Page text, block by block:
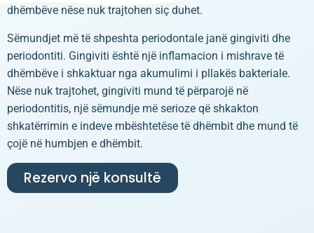
dhëmbëve nëse nuk trajtohen siç duhet.
Sëmundjet më të shpeshta periodontale janë gingiviti dhe
periodontiti. Gingiviti është një inflamacion i mishrave të
dhëmbëve i shkaktuar nga akumulimi i pllakës bakteriale.
Nëse nuk trajtohet, gingiviti mund të përparojë në
periodontitis, një sëmundje më serioze që shkakton
shkatërrimin e indeve mbështetëse të dhëmbit dhe mund të
çojë në humbjen e dhëmbit.
Rezervo një konsultë